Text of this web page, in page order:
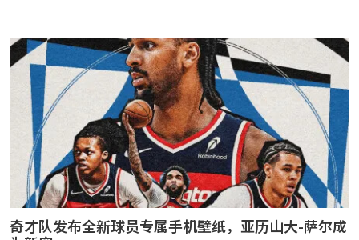
奇才队发布全新球员专属手机壁纸，亚历山大-萨尔成